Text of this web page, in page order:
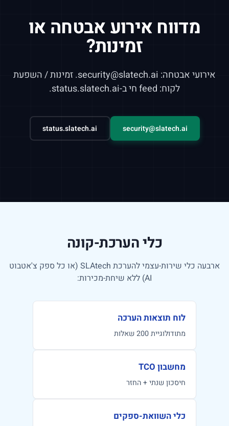
מדווח אירוע אבטחה או
זמינות?
אירועי אבטחה: security@slatech.ai. זמינות / השפעת
לקוח: feed חי ב-status.slatech.ai.
security@slatech.ai
status.slatech.ai
כלי הערכת-קונה
ארבעה כלי שירות-עצמי להערכת SLAtech (או כל ספק צ'אטבוט
AI) ללא שיחת-מכירות:
לוח תוצאות הערכה
מתודולוגיית 200 שאלות
מחשבון TCO
חיסכון שנתי + החזר
כלי השוואת-ספקים